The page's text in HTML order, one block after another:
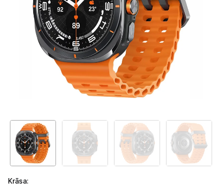
Telefoni, planšetdatori
Viedierīces
Viedpulksteņi un aproces
Viedpulksteņi
Viedie gredzeni
Aksesuāri viedpulksteņiem
Droni un piederumi
Krāsa: